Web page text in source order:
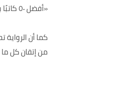
«أفضل ٥٠ كاتبًا بريطانيًّا منذ عام ١٩٤٥» وفقًا لصحيفة «ذا تايمز» البريطانية ولفهم معانيها مثل شرح الحوار باللغة الإنكليزية وشرحٍ عن ترجمتها.
من إتقان كل